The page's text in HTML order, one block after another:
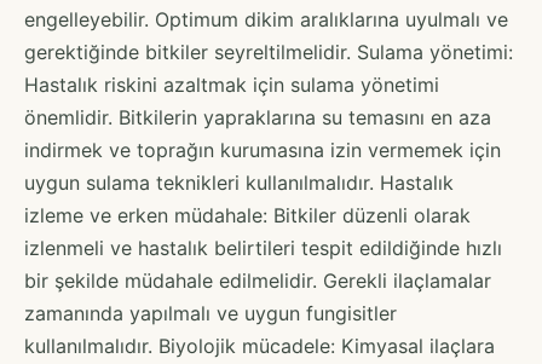
engelleyebilir. Optimum dikim aralıklarına uyulmalı ve
gerektiğinde bitkiler seyreltilmelidir. Sulama yönetimi:
Hastalık riskini azaltmak için sulama yönetimi
önemlidir. Bitkilerin yapraklarına su temasını en aza
indirmek ve toprağın kurumasına izin vermemek için
uygun sulama teknikleri kullanılmalıdır. Hastalık
izleme ve erken müdahale: Bitkiler düzenli olarak
izlenmeli ve hastalık belirtileri tespit edildiğinde hızlı
bir şekilde müdahale edilmelidir. Gerekli ilaçlamalar
zamanında yapılmalı ve uygun fungisitler
kullanılmalıdır. Biyolojik mücadele: Kimyasal ilaçlara